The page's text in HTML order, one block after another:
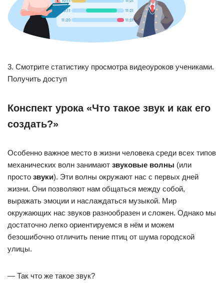
3. Смотрите статистику просмотра видеоуроков учениками.
Получить доступ
Конспект урока «Что такое звук и как его
создать?»
Особенно важное место в жизни человека среди всех типов
механических волн занимают звуковые волны (или
просто звуки). Эти волны окружают нас с первых дней
жизни. Они позволяют нам общаться между собой,
выражать эмоции и наслаждаться музыкой. Мир
окружающих нас звуков разнообразен и сложен. Однако мы
достаточно легко ориентируемся в нём и можем
безошибочно отличить пение птиц от шума городской
улицы.
— Так что же такое звук?